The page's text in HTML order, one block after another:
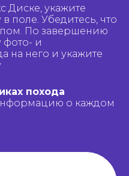
Диске, укажите
поле. Убедитесь, что
По завершению
фото- и
на него и укажите
похода
о каждом